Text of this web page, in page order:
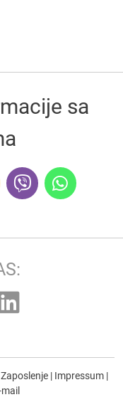
sa
Zaposlenje | Impressum |
mail